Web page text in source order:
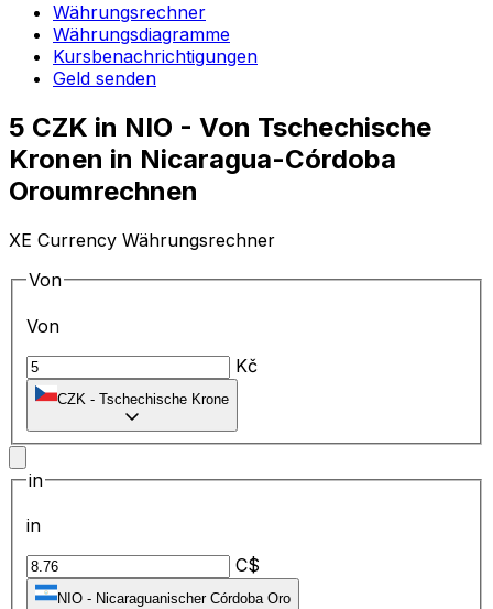
Währungsrechner
Währungsdiagramme
Kursbenachrichtigungen
Geld senden
5 CZK in NIO - Von Tschechische
Kronen in Nicaragua-Córdoba
Oroumrechnen
XE Currency Währungsrechner
Von
Von
Kč
CZK - Tschechische Krone
in
in
C$
NIO - Nicaraguanischer Córdoba Oro